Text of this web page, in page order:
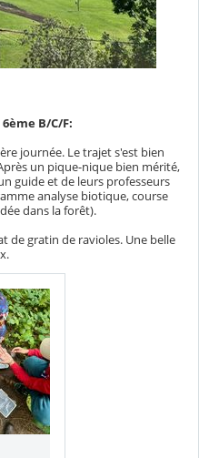
B/C/F:
journée. Le trajet s'est bien
un pique-nique bien mérité,
guide et de leurs professeurs
analyse biotique, course
dans la forêt).
de gratin de ravioles. Une belle